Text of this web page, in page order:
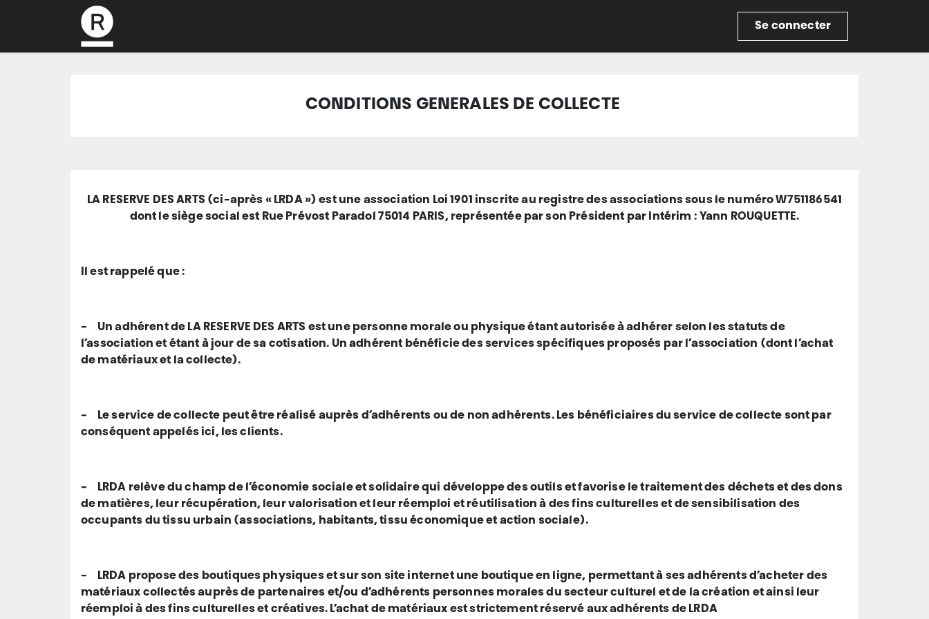
Se connecter
CONDITIONS GENERALES DE COLLECTE
LA RESERVE DES ARTS (ci-après « LRDA ») est une association Loi 1901 inscrite au registre des associations sous le numéro W751186541
dont le siège social est Rue Prévost Paradol 75014 PARIS, représentée par son Président par Intérim : Yann ROUQUETTE.
Il est rappelé que :
-
Un adhérent de LA RESERVE DES ARTS est une personne morale ou physique étant autorisée à adhérer selon les statuts de
l’association et étant à jour de sa cotisation. Un adhérent bénéficie des services spécifiques proposés par l’association (dont l’achat
de matériaux et la collecte).
-
Le service de collecte peut être réalisé auprès d’adhérents ou de non adhérents. Les bénéficiaires du service de collecte sont par
conséquent appelés ici, les clients.
-
LRDA relève du champ de l’économie sociale et solidaire qui développe des outils et favorise le traitement des déchets et des dons
de matières, leur récupération, leur valorisation et leur réemploi et réutilisation à des fins culturelles et de sensibilisation des
occupants du tissu urbain (associations, habitants, tissu économique et action sociale).
-
LRDA propose des boutiques physiques et sur son site internet une boutique en ligne, permettant à ses adhérents d’acheter des
matériaux collectés auprès de partenaires et/ou d’adhérents personnes morales du secteur culturel et de la création et ainsi leur
réemploi à des fins culturelles et créatives. L’achat de matériaux est strictement réservé aux adhérents de LRDA